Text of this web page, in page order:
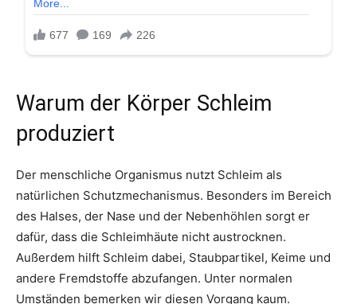
Warum der Körper Schleim
produziert
Der menschliche Organismus nutzt Schleim als
natürlichen Schutzmechanismus. Besonders im Bereich
des Halses, der Nase und der Nebenhöhlen sorgt er
dafür, dass die Schleimhäute nicht austrocknen.
Außerdem hilft Schleim dabei, Staubpartikel, Keime und
andere Fremdstoffe abzufangen. Unter normalen
Umständen bemerken wir diesen Vorgang kaum.